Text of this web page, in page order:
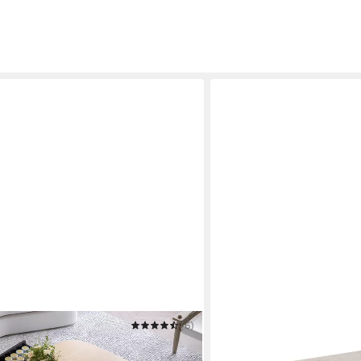
90x90cm ÖKO Modern Modular 2-
(6)